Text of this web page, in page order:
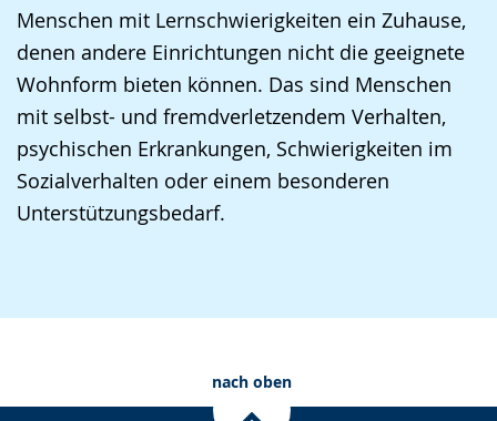
Menschen mit Lernschwierigkeiten ein Zuhause,
denen andere Einrichtungen nicht die geeignete
Wohnform bieten können. Das sind Menschen
mit selbst- und fremdverletzendem Verhalten,
psychischen Erkrankungen, Schwierigkeiten im
Sozialverhalten oder einem besonderen
Unterstützungsbedarf.
nach oben